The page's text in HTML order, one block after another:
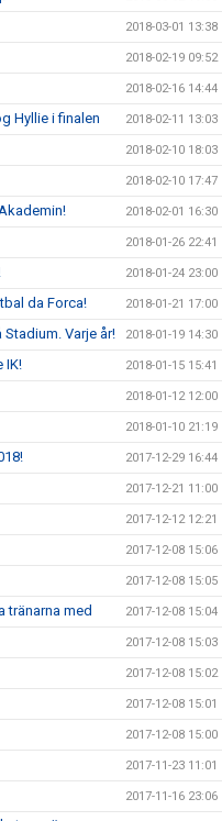
2018-03-01 13:38
2018-02-19 09:52
2018-02-16 14:44
Hyllie i finalen 2018-02-11 13:03
2018-02-10 18:03
2018-02-10 17:47
2018-02-01 16:30
2018-01-26 22:41
2018-01-24 23:00
da Forca! 2018-01-21 17:00
Varje år! 2018-01-19 14:30
IK! 2018-01-15 15:41
2018-01-12 12:00
2018-01-10 21:19
2017-12-29 16:44
2017-12-21 11:00
2017-12-12 12:21
2017-12-08 15:06
2017-12-08 15:05
tränarna med 2017-12-08 15:04
2017-12-08 15:03
2017-12-08 15:02
2017-12-08 15:01
2017-12-08 15:00
2017-11-23 11:01
2017-11-16 23:06